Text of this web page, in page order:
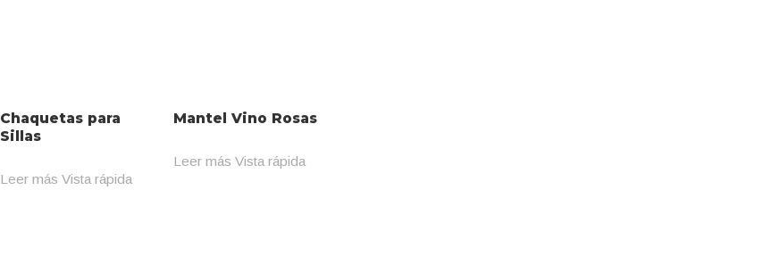
Chaquetas para
Sillas
Leer más Vista rápida
Mantel Vino Rosas
Leer más Vista rápida